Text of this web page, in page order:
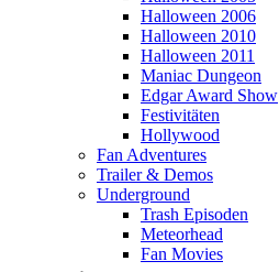
Halloween 2006
Halloween 2010
Halloween 2011
Maniac Dungeon
Edgar Award Show
Festivitäten
Hollywood
Fan Adventures
Trailer & Demos
Underground
Trash Episoden
Meteorhead
Fan Movies